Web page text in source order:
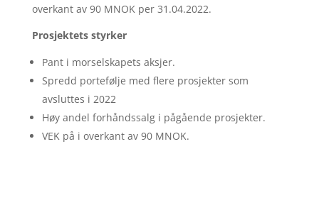
overkant av 90 MNOK per 31.04.2022.
Prosjektets styrker
Pant i morselskapets aksjer.
Spredd portefølje med flere prosjekter som
avsluttes i 2022
Høy andel forhåndssalg i pågående prosjekter.
VEK på i overkant av 90 MNOK.